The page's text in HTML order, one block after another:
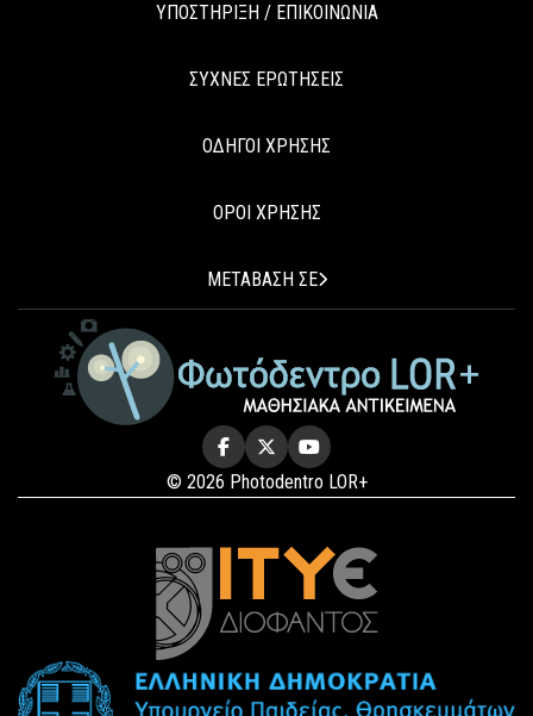
ΥΠΟΣΤΗΡΙΞΗ / ΕΠΙΚΟΙΝΩΝΙΑ
ΣΥΧΝΕΣ ΕΡΩΤΗΣΕΙΣ
ΟΔΗΓΟΙ ΧΡΗΣΗΣ
ΟΡΟΙ ΧΡΗΣΗΣ
ΜΕΤΑΒΑΣΗ ΣΕ
© 2026 Photodentro LOR+